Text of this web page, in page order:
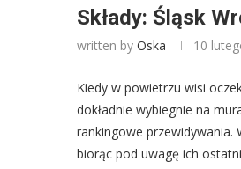
Składy: Śląsk
written by Oska 10
Kiedy w powietrzu wisi
dokładnie wybiegnie na
rankingowe przewidywania.
biorąc pod uwagę ich